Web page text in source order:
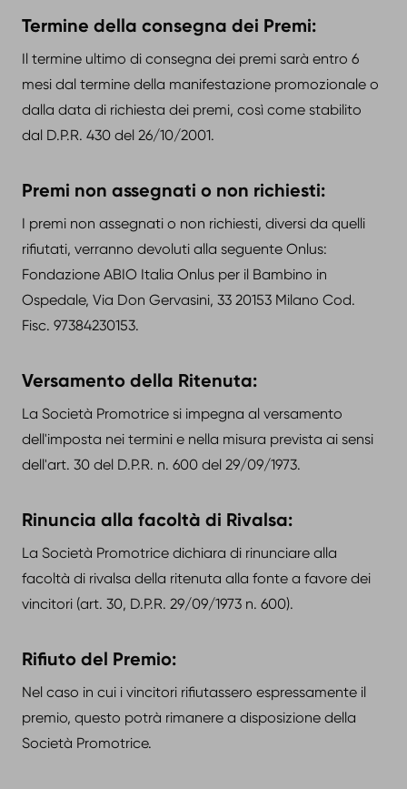
Termine della consegna dei Premi:
Il termine ultimo di consegna dei premi sarà entro 6
mesi dal termine della manifestazione promozionale o
dalla data di richiesta dei premi, così come stabilito
dal D.P.R. 430 del 26/10/2001.
Premi non assegnati o non richiesti:
I premi non assegnati o non richiesti, diversi da quelli
rifiutati, verranno devoluti alla seguente Onlus:
Fondazione ABIO Italia Onlus per il Bambino in
Ospedale, Via Don Gervasini, 33 20153 Milano Cod.
Fisc. 97384230153.
Versamento della Ritenuta:
La Società Promotrice si impegna al versamento
dell'imposta nei termini e nella misura prevista ai sensi
dell'art. 30 del D.P.R. n. 600 del 29/09/1973.
Rinuncia alla facoltà di Rivalsa:
La Società Promotrice dichiara di rinunciare alla
facoltà di rivalsa della ritenuta alla fonte a favore dei
vincitori (art. 30, D.P.R. 29/09/1973 n. 600).
Rifiuto del Premio:
Nel caso in cui i vincitori rifiutassero espressamente il
premio, questo potrà rimanere a disposizione della
Società Promotrice.